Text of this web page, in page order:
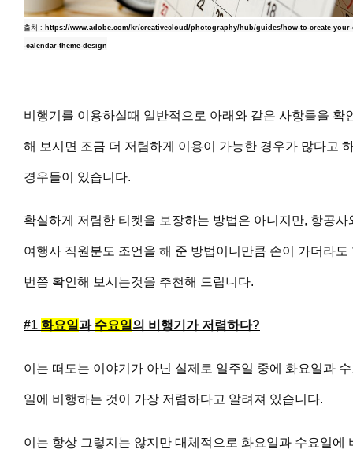
출처 : https://www.adobe.com/kr/creativecloud/photography/hub/guides/how-to-create-
-calendar-theme-design
비행기를 이용하실때 일반적으로 아래와 같은 사항들을 확
해 보시면 조금 더 저렴하게 이용이 가능한 경우가 많다고
경우들이 있습니다.
확실하게 저렴한 티켓을 보장하는 방법은 아니지만, 항공사
여행사 직원분도 조언을 해 준 방법이니만큼 손이 가더라도
번쯤 확인해 보시는것을 추천해 드립니다.
#1 화요일과 수요일 의 비행기가 저렴하다?
이는 떠도는 이야기가 아닌 실제로 일주일 중에 화요일과
일에 비행하는 것이 가장 저렴하다고 알려져 있습니다.
이는 항상 그렇지는 않지만 대체적으로 화요일과 수요일에